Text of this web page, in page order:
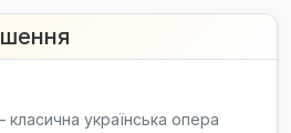
українська опера